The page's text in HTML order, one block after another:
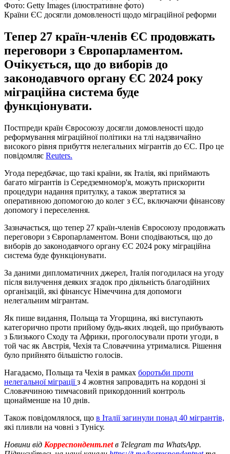
Фото: Getty Images (ілюстративне фото)
Країни ЄС досягли домовленості щодо міграційної реформи
Тепер 27 країн-членів ЄС продовжать
переговори з Європарламентом.
Очікується, що до виборів до
законодавчого органу ЄС 2024 року
міграційна система буде
функціонувати.
Постпреди країн Євросоюзу досягли домовленості щодо
реформування міграційної політики на тлі надзвичайно
високого рівня прибуття нелегальних мігрантів до ЄС. Про це
повідомляє Reuters.
Угода передбачає, що такі країни, як Італія, які приймають
багато мігрантів із Середземномор'я, можуть прискорити
процедури надання притулку, а також звертатися за
оперативною допомогою до колег з ЄС, включаючи фінансову
допомогу і переселення.
Зазначається, що тепер 27 країн-членів Євросоюзу продовжать
переговори з Європарламентом. Вони сподіваються, що до
виборів до законодавчого органу ЄС 2024 року міграційна
система буде функціонувати.
За даними дипломатичних джерел, Італія погодилася на угоду
після вилучення деяких згадок про діяльність благодійних
організацій, які фінансує Німеччина для допомоги
нелегальним мігрантам.
Як пише видання, Польща та Угорщина, які виступають
категорично проти прийому будь-яких людей, що прибувають
з Близького Сходу та Африки, проголосували проти угоди, в
той час як Австрія, Чехія та Словаччина утрималися. Рішення
було прийнято більшістю голосів.
Нагадаємо, Польща та Чехія в рамках боротьби проти
нелегальної міграціїз 4 жовтня запровадить на кордоні зі
Словаччиною тимчасовий прикордонний контроль
щонайменше на 10 днів.
Також повідомлялося, що в Італії загинули понад 40 мігрантів,
які пливли на човні з Тунісу.
Новини від Корреспондент.netв Telegram та WhatsApp.